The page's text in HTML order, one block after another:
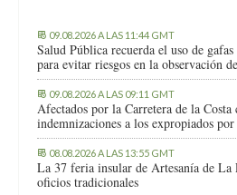
09.08.2026 A LAS 11:44 GMT
Salud Pública recuerda el uso de
para evitar riesgos en la observación
09.08.2026 A LAS 09:11 GMT
Afectados por la Carretera de la
indemnizaciones a los expropiados
08.08.2026 A LAS 13:55 GMT
La 37 feria insular de Artesanía de La
oficios tradicionales